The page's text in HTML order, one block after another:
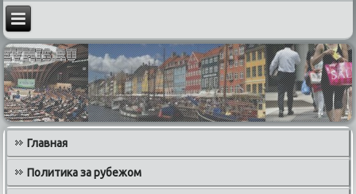
Главная
Политика за рубежом